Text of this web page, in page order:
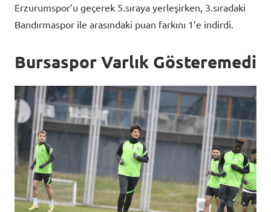
Erzurumspor’u geçerek 5.sıraya yerleşirken, 3.sıradaki
Bandırmaspor ile arasındaki puan farkını 1’e indirdi.
Bursaspor Varlık Gösteremedi